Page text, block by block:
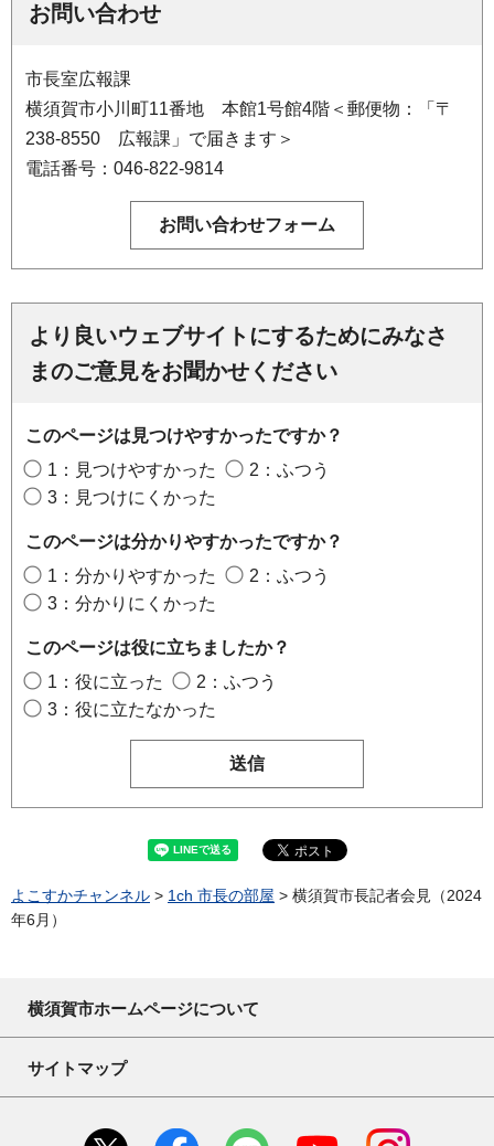
お問い合わせ
市長室広報課
横須賀市小川町11番地 本館1号館4階＜郵便物：「〒
238-8550 広報課」で届きます＞
電話番号：046-822-9814
より良いウェブサイトにするためにみなさ
まのご意見をお聞かせください
このページは見つけやすかったですか？
1：見つけやすかった
2：ふつう
3：見つけにくかった
このページは分かりやすかったですか？
1：分かりやすかった
2：ふつう
3：分かりにくかった
このページは役に立ちましたか？
1：役に立った
2：ふつう
3：役に立たなかった
よこすかチャンネル > 1ch 市長の部屋 > 横須賀市長記者会見（2024
年6月）
横須賀市ホームページについて
サイトマップ